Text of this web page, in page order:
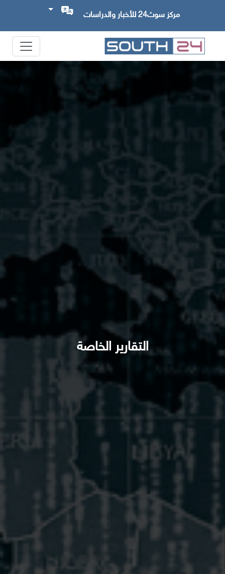
مركز سوث24 للأخبار والدراسات
التقارير الخاصة